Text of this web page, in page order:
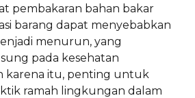
pembakaran bahan bakar
barang dapat menyebabkan
menurun, yang
pada kesehatan
karena itu, penting untuk
ramah lingkungan dalam